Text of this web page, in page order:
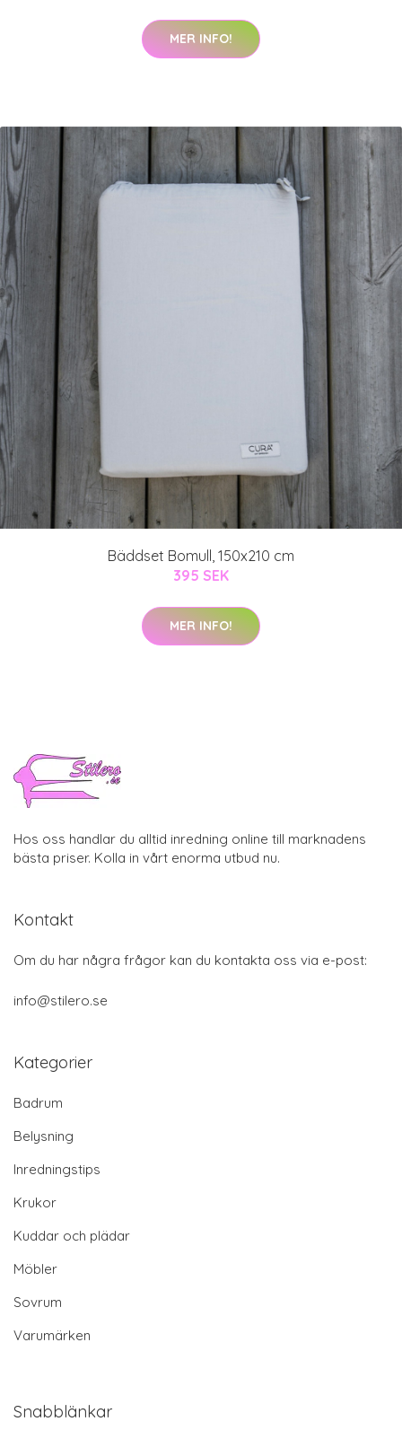
MER INFO!
Bäddset Bomull, 150x210 cm
395 SEK
MER INFO!
Hos oss handlar du alltid inredning online till marknadens
bästa priser. Kolla in vårt enorma utbud nu.
Kontakt
Om du har några frågor kan du kontakta oss via e-post:
info@stilero.se
Kategorier
Badrum
Belysning
Inredningstips
Krukor
Kuddar och plädar
Möbler
Sovrum
Varumärken
Snabblänkar